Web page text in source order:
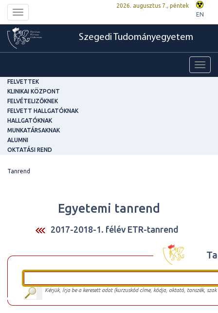
Toggle
navigation
2026. augusztus 7., péntek
EN
Szegedi Tudományegyetem
FELVETTEK
KLINIKAI KÖZPONT
FELVÉTELIZŐKNEK
FELVETT HALLGATÓKNAK
HALLGATÓKNAK
MUNKATÁRSAKNAK
ALUMNI
OKTATÁSI REND
Tanrend
Egyetemi tanrend
2017-2018-1. félév ETR-tanrend
Kérjük, írja be a keresett adat (kurzuskód címe, kódja, oktató, tanszék,